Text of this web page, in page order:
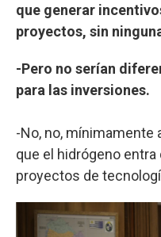
que generar
proyectos, sin
-Pero no serían
para las inversiones.
-No, no, mínimamente
que el hidrógeno
proyectos de